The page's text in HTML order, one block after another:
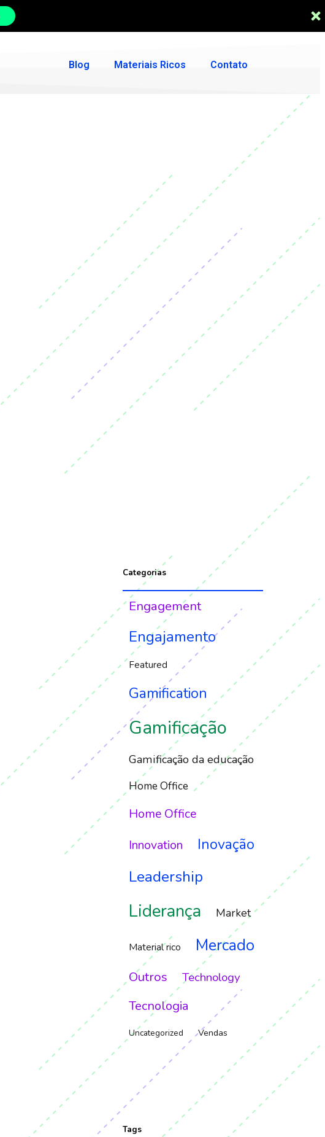
Blog Materiais Ricos Contato
Categorias
Engagement
Engajamento
Featured
Gamification
Gamificação
Gamificação da educação
Home Office
Home Office
Innovation
Inovação
Leadership
Liderança Market
Material rico Mercado
Outros Technology
Tecnologia
Uncategorized Vendas
Tags